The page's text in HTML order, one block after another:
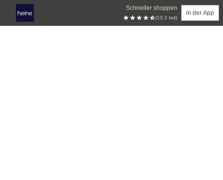
Schneller shoppen
(13.2 tsd)
in der App